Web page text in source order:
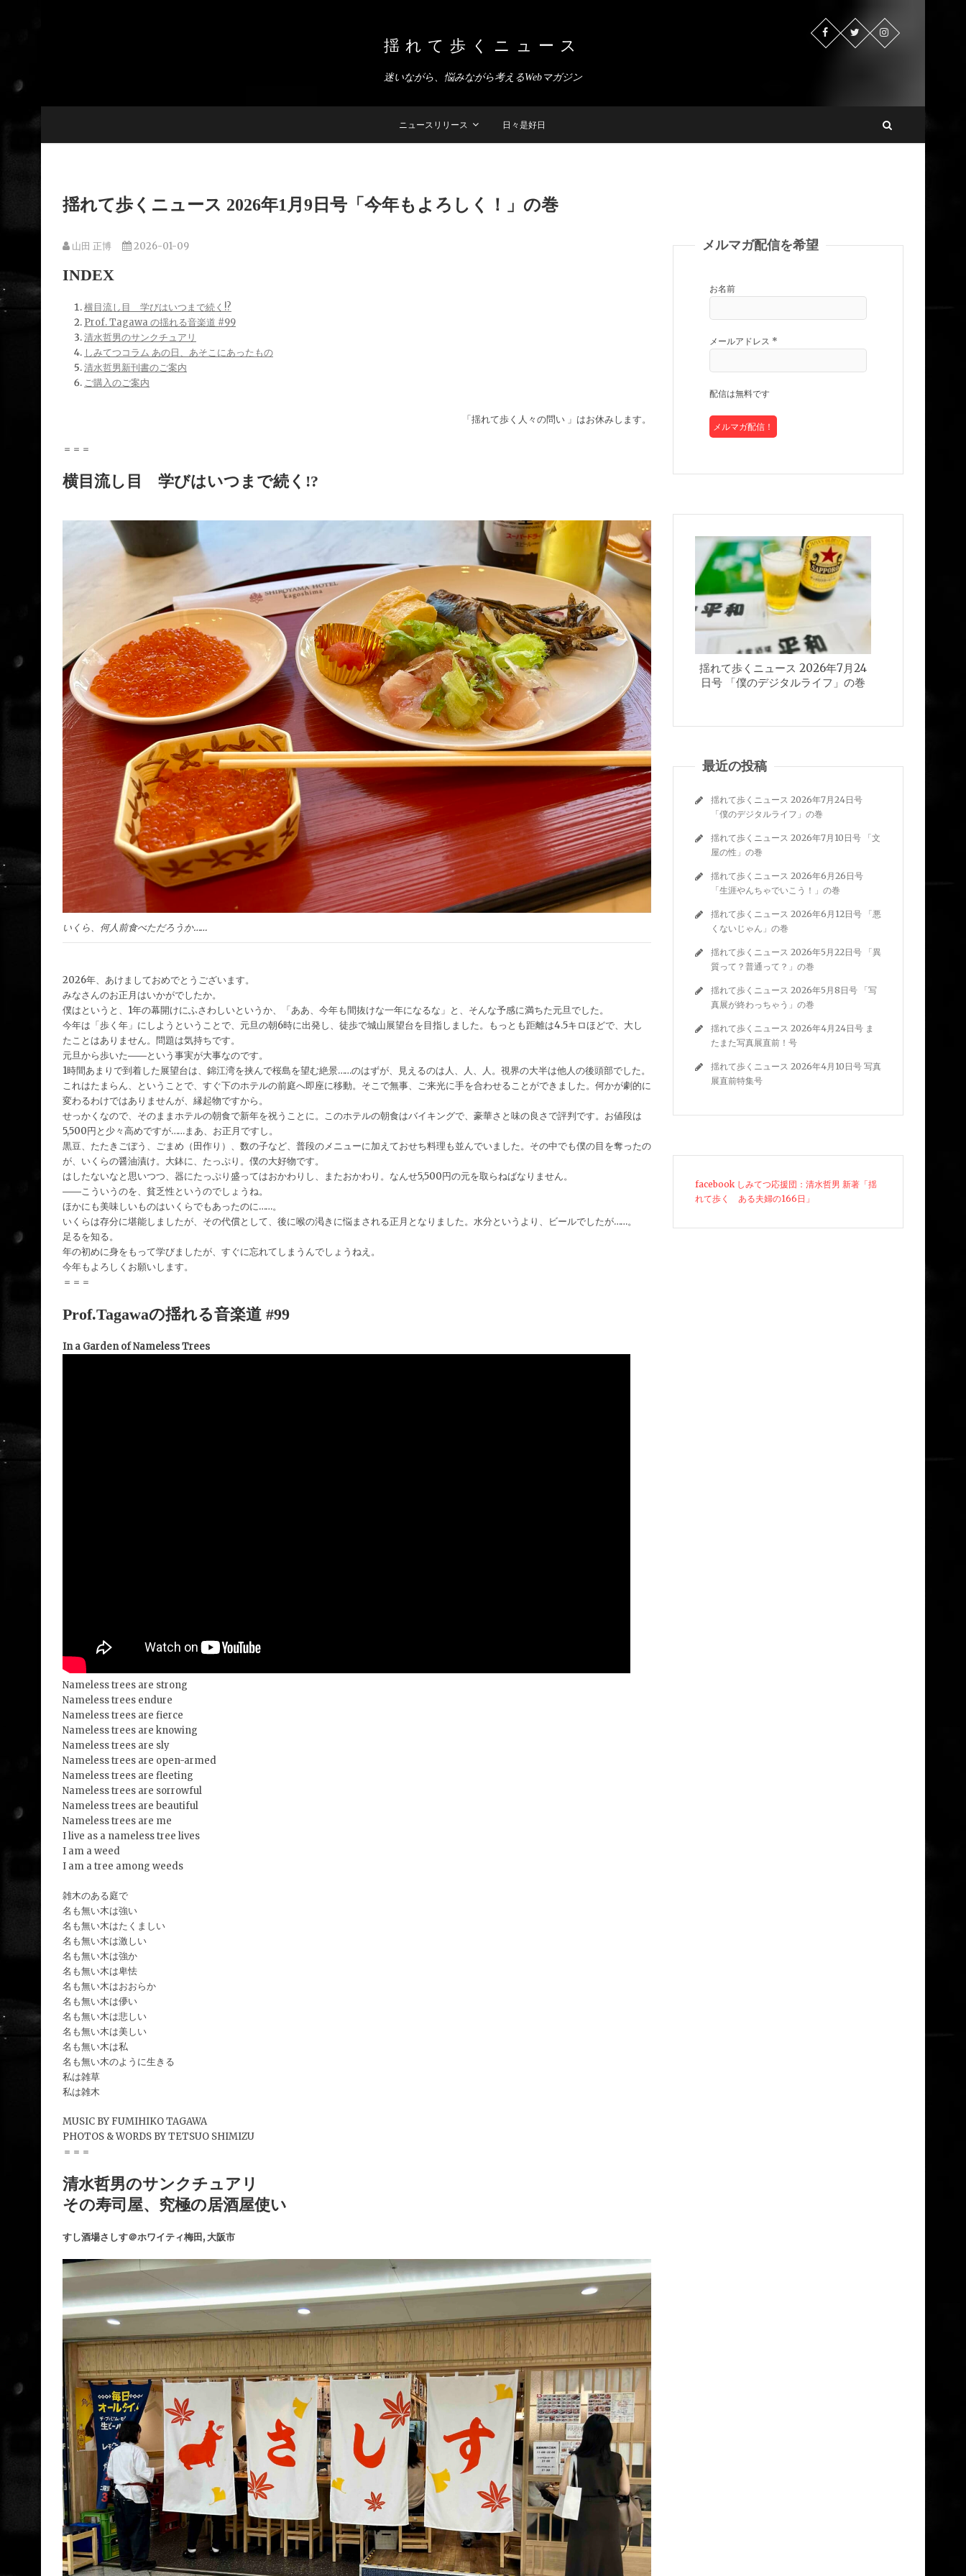
揺れて歩くニュース
迷いながら、悩みながら考えるWebマガジン
ニュースリリース 日々是好日
揺れて歩くニュース 2026年1月9日号「今年もよろしく！」の巻
山田 正博 2026-01-09
INDEX
横目流し目 学びはいつまで続く!?
Prof. Tagawa の揺れる音楽道 #99
清水哲男のサンクチュアリ
しみてつコラム あの日、あそこにあったもの
清水哲男新刊書のご案内
ご購入のご案内
「揺れて歩く人々の問い 」はお休みします。
＝＝＝
横目流し目 学びはいつまで続く!?
いくら、何人前食べただろうか……
2026年、あけましておめでとうございます。
みなさんのお正月はいかがでしたか。
僕はというと、1年の幕開けにふさわしいというか、「ああ、今年も間抜けな一年になるな」と、そんな予感に満ちた元旦でした。
今年は「歩く年」にしようということで、元旦の朝6時に出発し、徒歩で城山展望台を目指しました。もっとも距離は4.5キロほどで、大し
たことはありません。問題は気持ちです。
元旦から歩いた――という事実が大事なのです。
1時間あまりで到着した展望台は、錦江湾を挟んで桜島を望む絶景……のはずが、見えるのは人、人、人。視界の大半は他人の後頭部でした。
これはたまらん、ということで、すぐ下のホテルの前庭へ即座に移動。そこで無事、ご来光に手を合わせることができました。何かが劇的に
変わるわけではありませんが、縁起物ですから。
せっかくなので、そのままホテルの朝食で新年を祝うことに。このホテルの朝食はバイキングで、豪華さと味の良さで評判です。お値段は
5,500円と少々高めですが……まあ、お正月ですし。
黒豆、たたきごぼう、ごまめ（田作り）、数の子など、普段のメニューに加えておせち料理も並んでいました。その中でも僕の目を奪ったの
が、いくらの醤油漬け。大鉢に、たっぷり。僕の大好物です。
はしたないなと思いつつ、器にたっぷり盛ってはおかわりし、またおかわり。なんせ5,500円の元を取らねばなりません。
――こういうのを、貧乏性というのでしょうね。
ほかにも美味しいものはいくらでもあったのに……。
いくらは存分に堪能しましたが、その代償として、後に喉の渇きに悩まされる正月となりました。水分というより、ビールでしたが……。
足るを知る。
年の初めに身をもって学びましたが、すぐに忘れてしまうんでしょうねえ。
今年もよろしくお願いします。
＝＝＝
Prof.Tagawaの揺れる音楽道 #99
In a Garden of Nameless Trees
Nameless trees are strong
Nameless trees endure
Nameless trees are fierce
Nameless trees are knowing
Nameless trees are sly
Nameless trees are open-armed
Nameless trees are fleeting
Nameless trees are sorrowful
Nameless trees are beautiful
Nameless trees are me
I live as a nameless tree lives
I am a weed
I am a tree among weeds
雑木のある庭で
名も無い木は強い
名も無い木はたくましい
名も無い木は激しい
名も無い木は強か
名も無い木は卑怯
名も無い木はおおらか
名も無い木は儚い
名も無い木は悲しい
名も無い木は美しい
名も無い木は私
名も無い木のように生きる
私は雑草
私は雑木
MUSIC BY FUMIHIKO TAGAWA
PHOTOS & WORDS BY TETSUO SHIMIZU
＝＝＝
清水哲男のサンクチュアリ
その寿司屋、究極の居酒屋使い
すし酒場さしす＠ホワイティ梅田, 大阪市
メルマガ配信を希望
お名前
メールアドレス *
配信は無料です
揺れて歩くニュース 2026年7月24
日号 「僕のデジタルライフ」の巻
最近の投稿
揺れて歩くニュース 2026年7月24日号
「僕のデジタルライフ」の巻
揺れて歩くニュース 2026年7月10日号 「文
屋の性」の巻
揺れて歩くニュース 2026年6月26日号
「生涯やんちゃでいこう！」の巻
揺れて歩くニュース 2026年6月12日号 「悪
くないじゃん」の巻
揺れて歩くニュース 2026年5月22日号 「異
質って？普通って？」の巻
揺れて歩くニュース 2026年5月8日号 「写
真展が終わっちゃう」の巻
揺れて歩くニュース 2026年4月24日号 ま
たまた写真展直前！号
揺れて歩くニュース 2026年4月10日号 写真
展直前特集号
facebook しみてつ応援団：清水哲男 新著「揺
れて歩く ある夫婦の166日」